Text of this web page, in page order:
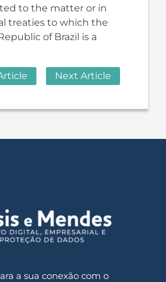
to the matter or in
treaties to which the
of Brazil is a
Next Article
a sua conexão com o